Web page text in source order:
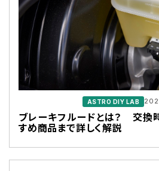
ASTRO DIY LAB
ブレーキフルードとは？ 交換
すめ商品まで詳しく解説